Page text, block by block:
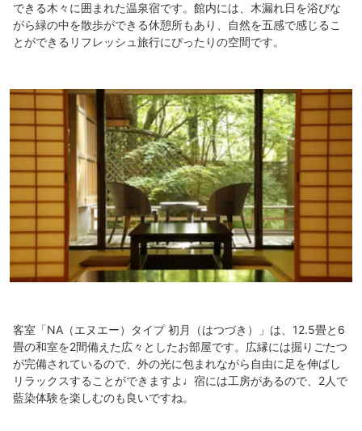
できる木々に囲まれた温泉宿です。館内には、木漏れ日を浴びな
がら緑の中を散歩ができる休憩所もあり、自然を五感で感じるこ
とができるリフレッシュ旅行にぴったりの空間です。
客室「NA（エヌエー）タイプ 初月（はつづき）」は、12.5畳と6
畳の和室を2間備えた広々としたお部屋です。広縁には掘りごたつ
が完備されているので、外の光に包まれながら自由に足を伸ばし
リラックスすることができますよ♩宿には工房があるので、2人で
藍染体験を楽しむのも良いですね。